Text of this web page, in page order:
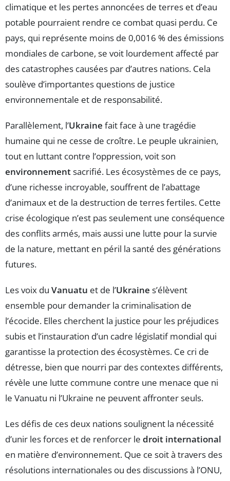
climatique et les pertes annoncées de terres et d’eau
potable pourraient rendre ce combat quasi perdu. Ce
pays, qui représente moins de 0,0016 % des émissions
mondiales de carbone, se voit lourdement affecté par
des catastrophes causées par d’autres nations. Cela
soulève d’importantes questions de justice
environnementale et de responsabilité.
Parallèlement, l’Ukraine fait face à une tragédie
humaine qui ne cesse de croître. Le peuple ukrainien,
tout en luttant contre l’oppression, voit son
environnementsacrifié. Les écosystèmes de ce pays,
d’une richesse incroyable, souffrent de l’abattage
d’animaux et de la destruction de terres fertiles. Cette
crise écologique n’est pas seulement une conséquence
des conflits armés, mais aussi une lutte pour la survie
de la nature, mettant en péril la santé des générations
futures.
Les voix du Vanuatu et de l’Ukraine s’élèvent
ensemble pour demander la criminalisation de
l’écocide. Elles cherchent la justice pour les préjudices
subis et l’instauration d’un cadre législatif mondial qui
garantisse la protection des écosystèmes. Ce cri de
détresse, bien que nourri par des contextes différents,
révèle une lutte commune contre une menace que ni
le Vanuatu ni l’Ukraine ne peuvent affronter seuls.
Les défis de ces deux nations soulignent la nécessité
d’unir les forces et de renforcer le droit international
en matière d’environnement. Que ce soit à travers des
résolutions internationales ou des discussions à l’ONU,